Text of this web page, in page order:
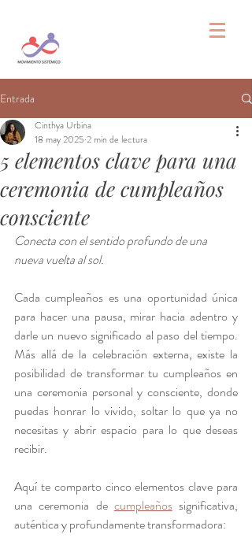
Entrada
5 elementos clave para una
ceremonia de cumpleaños
consciente
Cinthya Urbina
18 may 2025 2 min de lectura
Conecta con el sentido profundo de una
nueva vuelta al sol.
Cada cumpleaños es una oportunidad única
para hacer una pausa, mirar hacia adentro y
darle un nuevo significado al paso del tiempo.
Más allá de la celebración externa, existe la
posibilidad de transformar tu cumpleaños en
una ceremonia personal y consciente, donde
puedas honrar lo vivido, soltar lo que ya no
necesitas y abrir espacio para lo que deseas
recibir.
Aquí te comparto cinco elementos clave para
una ceremonia de cumpleaños significativa,
auténtica y profundamente transformadora: